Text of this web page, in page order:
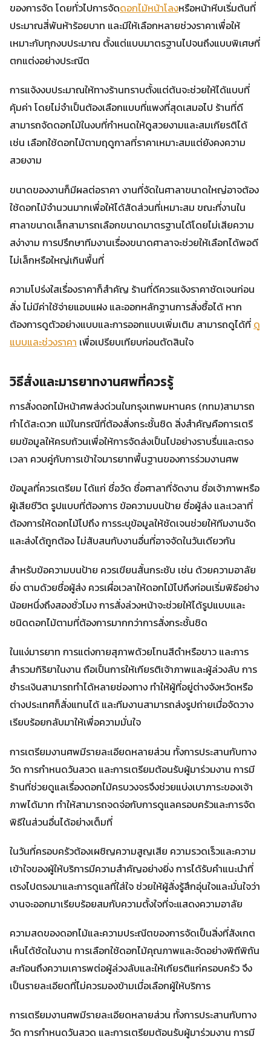
ของการจัด โดยทั่วไปการจัดดอกไม้หน้าโลงหรือหน้าหีบเริ่มต้นที่
ประมาณสี่พันห้าร้อยบาท และมีให้เลือกหลายช่วงราคาเพื่อให้
เหมาะกับทุกงบประมาณ ตั้งแต่แบบมาตรฐานไปจนถึงแบบพิเศษที่
ตกแต่งอย่างประณีต
การแจ้งงบประมาณให้ทางร้านทราบตั้งแต่ต้นจะช่วยให้ได้แบบที่
คุ้มค่า โดยไม่จำเป็นต้องเลือกแบบที่แพงที่สุดเสมอไป ร้านที่ดี
สามารถจัดดอกไม้ในงบที่กำหนดให้ดูสวยงามและสมเกียรติได้
เช่น เลือกใช้ดอกไม้ตามฤดูกาลที่ราคาเหมาะสมแต่ยังคงความ
สวยงาม
ขนาดของงานก็มีผลต่อราคา งานที่จัดในศาลาขนาดใหญ่อาจต้อง
ใช้ดอกไม้จำนวนมากเพื่อให้ได้สัดส่วนที่เหมาะสม ขณะที่งานใน
ศาลาขนาดเล็กสามารถเลือกขนาดมาตรฐานได้โดยไม่เสียความ
สง่างาม การปรึกษาทีมงานเรื่องขนาดศาลาจะช่วยให้เลือกได้พอดี
ไม่เล็กหรือใหญ่เกินพื้นที่
ความโปร่งใสเรื่องราคาก็สำคัญ ร้านที่ดีควรแจ้งราคาชัดเจนก่อน
สั่ง ไม่มีค่าใช้จ่ายแอบแฝง และออกหลักฐานการสั่งซื้อได้ หาก
ต้องการดูตัวอย่างแบบและการออกแบบเพิ่มเติม สามารถดูได้ที่ ดู
แบบและช่วงราคา เพื่อเปรียบเทียบก่อนตัดสินใจ
วิธีสั่งและมารยาทงานศพที่ควรรู้
การสั่งดอกไม้หน้าศพส่งด่วนในกรุงเทพมหานคร (กทม)สามารถ
ทำได้สะดวก แม้ในกรณีที่ต้องสั่งกระชั้นชิด สิ่งสำคัญคือการเตรี
ยมข้อมูลให้ครบถ้วนเพื่อให้การจัดส่งเป็นไปอย่างราบรื่นและตรง
เวลา ควบคู่กับการเข้าใจมารยาทพื้นฐานของการร่วมงานศพ
ข้อมูลที่ควรเตรียม ได้แก่ ชื่อวัด ชื่อศาลาที่จัดงาน ชื่อเจ้าภาพหรือ
ผู้เสียชีวิต รูปแบบที่ต้องการ ข้อความบนป้าย ชื่อผู้ส่ง และเวลาที่
ต้องการให้ดอกไม้ไปถึง การระบุข้อมูลให้ชัดเจนช่วยให้ทีมงานจัด
และส่งได้ถูกต้อง ไม่สับสนกับงานอื่นที่อาจจัดในวันเดียวกัน
สำหรับข้อความบนป้าย ควรเขียนสั้นกระชับ เช่น ด้วยความอาลัย
ยิ่ง ตามด้วยชื่อผู้ส่ง ควรเผื่อเวลาให้ดอกไม้ไปถึงก่อนเริ่มพิธีอย่าง
น้อยหนึ่งถึงสองชั่วโมง การสั่งล่วงหน้าจะช่วยให้ได้รูปแบบและ
ชนิดดอกไม้ตามที่ต้องการมากกว่าการสั่งกระชั้นชิด
ในแง่มารยาท การแต่งกายสุภาพด้วยโทนสีดำหรือขาว และการ
สำรวมกิริยาในงาน ถือเป็นการให้เกียรติเจ้าภาพและผู้ล่วงลับ การ
ชำระเงินสามารถทำได้หลายช่องทาง ทำให้ผู้ที่อยู่ต่างจังหวัดหรือ
ต่างประเทศก็สั่งแทนได้ และทีมงานสามารถส่งรูปถ่ายเมื่อจัดวาง
เรียบร้อยกลับมาให้เพื่อความมั่นใจ
การเตรียมงานศพมีรายละเอียดหลายส่วน ทั้งการประสานกับทาง
วัด การกำหนดวันสวด และการเตรียมต้อนรับผู้มาร่วมงาน การมี
ร้านที่ช่วยดูแลเรื่องดอกไม้ครบวงจรจึงช่วยแบ่งเบาภาระของเจ้า
ภาพได้มาก ทำให้สามารถจดจ่อกับการดูแลครอบครัวและการจัด
พิธีในส่วนอื่นได้อย่างเต็มที่
ในวันที่ครอบครัวต้องเผชิญความสูญเสีย ความรวดเร็วและความ
เข้าใจของผู้ให้บริการมีความสำคัญอย่างยิ่ง การได้รับคำแนะนำที่
ตรงไปตรงมาและการดูแลที่ใส่ใจ ช่วยให้ผู้สั่งรู้สึกอุ่นใจและมั่นใจว่า
งานจะออกมาเรียบร้อยสมกับความตั้งใจที่จะแสดงความอาลัย
ความสดของดอกไม้และความประณีตของการจัดเป็นสิ่งที่สังเกต
เห็นได้ชัดในงาน การเลือกใช้ดอกไม้คุณภาพและจัดอย่างพิถีพิถัน
สะท้อนถึงความเคารพต่อผู้ล่วงลับและให้เกียรติแก่ครอบครัว จึง
เป็นรายละเอียดที่ไม่ควรมองข้ามเมื่อเลือกผู้ให้บริการ
การเตรียมงานศพมีรายละเอียดหลายส่วน ทั้งการประสานกับทาง
วัด การกำหนดวันสวด และการเตรียมต้อนรับผู้มาร่วมงาน การมี